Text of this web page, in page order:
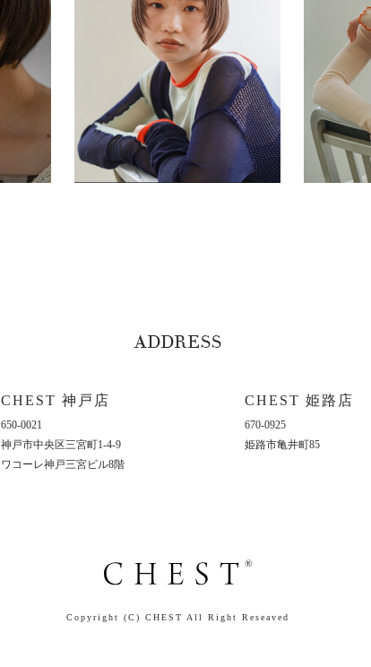
ADDRESS
CHEST 神戸店
650-0021
神戸市中央区三宮町1-4-9
ワコーレ神戸三宮ビル8階
CHEST 姫路店
670-0925
姫路市亀井町85
Copyright (C) CHEST All Right Reseaved